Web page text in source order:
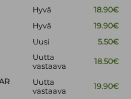
Hyvä
18.90€
Hyvä
19.90€
Uusi 5.50€
Uutta
vastaava
18.50€
Uutta
vastaava
19.90€